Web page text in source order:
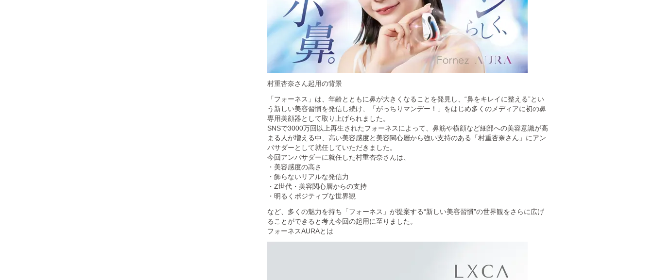
村重杏奈さん起用の背景
「フォーネス」は、年齢とともに鼻が大きくなることを発見し、“鼻をキレイに整える”とい
う新しい美容習慣を発信し続け、「がっちりマンデー！」をはじめ多くのメディアに初の鼻
専用美顔器として取り上げられました。
SNSで3000万回以上再生されたフォーネスによって、鼻筋や横顔など細部への美容意識が高
まる人が増える中、高い美容感度と美容関心層から強い支持のある「村重杏奈さん」にアン
バサダーとして就任していただきました。
今回アンバサダーに就任した村重杏奈さんは、
・美容感度の高さ
・飾らないリアルな発信力
・Z世代・美容関心層からの支持
・明るくポジティブな世界観
など、多くの魅力を持ち「フォーネス」が提案する“新しい美容習慣”の世界観をさらに広げ
ることができると考え今回の起用に至りました。
フォーネスAURAとは